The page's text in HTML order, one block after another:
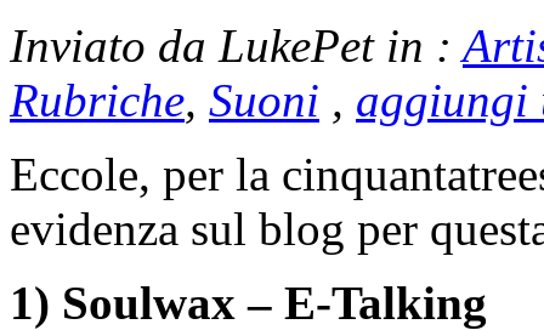
Inviato da LukePet in :
Rubriche, Suoni , aggiungi
Eccole, per la
evidenza sul blog per
1) Soulwax – E-Talking